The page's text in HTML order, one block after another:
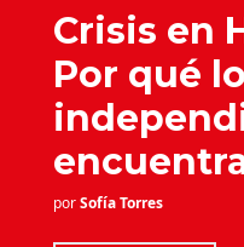
Crisis en
Por qué
porSofía Torres